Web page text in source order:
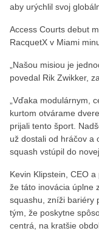
aby urýchlil svoj
Access Courts debut
RacquetX v Miami
„Našou misiou je
povedal Rik Zwikker,
„Vďaka modulárnym,
kurtom otvárame
prijali tento šport.
už dostali od hráčov a
squash vstúpil do
Kevin Klipstein, CEO
že táto inovácia úplne
squashu, zníži bariéry
tým, že poskytne
centrá, na kratšie